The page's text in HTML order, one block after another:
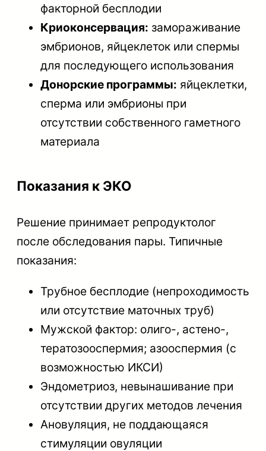
факторной бесплодии
Криоконсервация: замораживание
эмбрионов, яйцеклеток или спермы
для последующего использования
Донорские программы: яйцеклетки,
сперма или эмбрионы при
отсутствии собственного гаметного
материала
Показания к ЭКО
Решение принимает репродуктолог
после обследования пары. Типичные
показания:
Трубное бесплодие (непроходимость
или отсутствие маточных труб)
Мужской фактор: олиго-, астено-,
тератозооспермия; азооспермия (с
возможностью ИКСИ)
Эндометриоз, невынашивание при
отсутствии других методов лечения
Ановуляция, не поддающаяся
стимуляции овуляции